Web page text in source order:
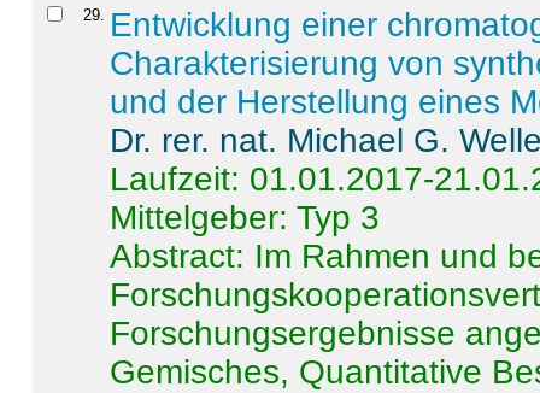
29. Entwicklung einer
Charakterisierung von
und der Herstellung eines
Dr. rer. nat. Michael G.
Laufzeit: 01.01.2017-
Mittelgeber: Typ 3
Abstract: Im Rahmen und
Forschungsergebnisse
Gemisches, Quantitative